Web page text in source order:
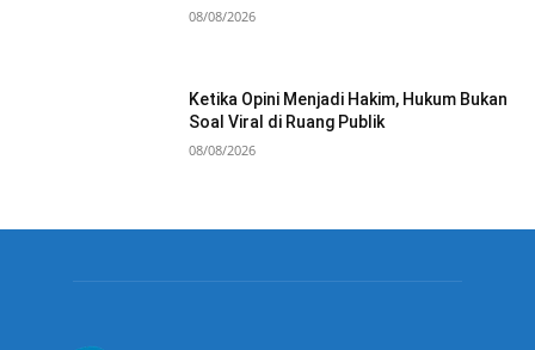
08/08/2026
Ketika Opini Menjadi Hakim, Hukum Bukan
Soal Viral di Ruang Publik
08/08/2026